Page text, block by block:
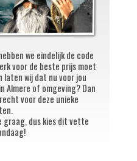
we eindelijk de code
voor de beste prijs moet
laten wij dat nu voor jou
Almere of omgeving? Dan
voor deze unieke
graag, dus kies dit vette